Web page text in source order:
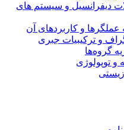
دیفرانسیل و سیستم های
عملگرها و کاربردهای آن
و ترکیبیات جبری
گروه‌ها
و توپولوژی